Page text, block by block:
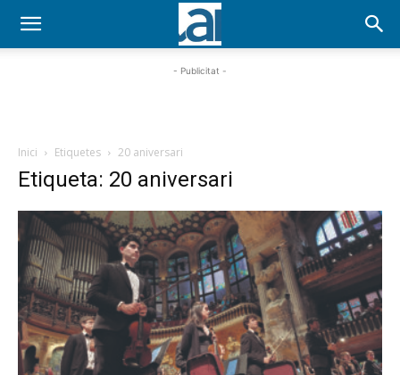
- Publicitat -
Inici Etiquetes 20 aniversari
Etiqueta: 20 aniversari